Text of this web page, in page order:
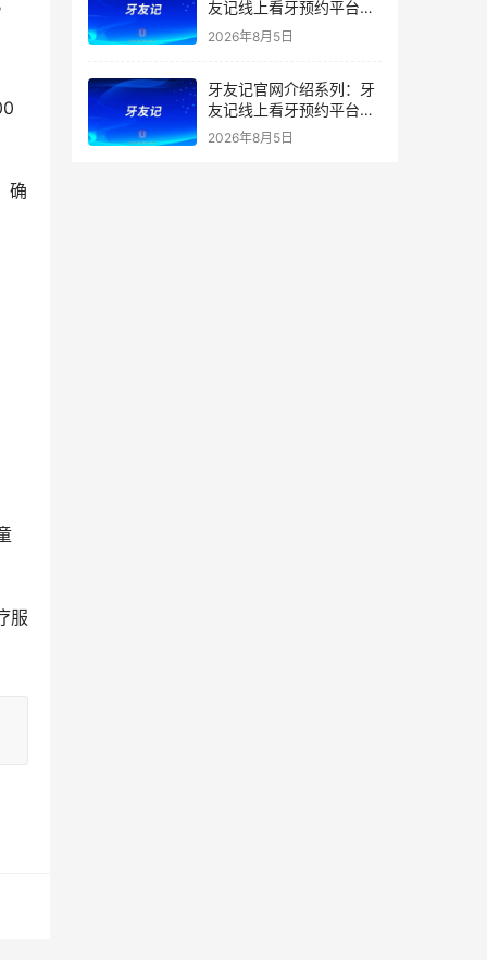
友记线上看牙预约平台打
破口腔行业专业壁垒新手
友好零门槛
2026年8月5日
牙友记官网介绍系列：牙
友记线上看牙预约平台落
地同城就诊经验打破未知
2026年8月5日